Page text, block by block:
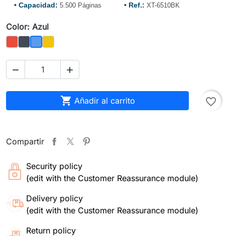
• Capacidad: 5.500 Páginas • Ref.: XT-6510BK
Color: Azul
RojoNegro
AzulAmarillo
 
 Añadir al carrito favorite_border
Compartir
Security policy
(edit with the Customer Reassurance module)
Delivery policy
(edit with the Customer Reassurance module)
Return policy